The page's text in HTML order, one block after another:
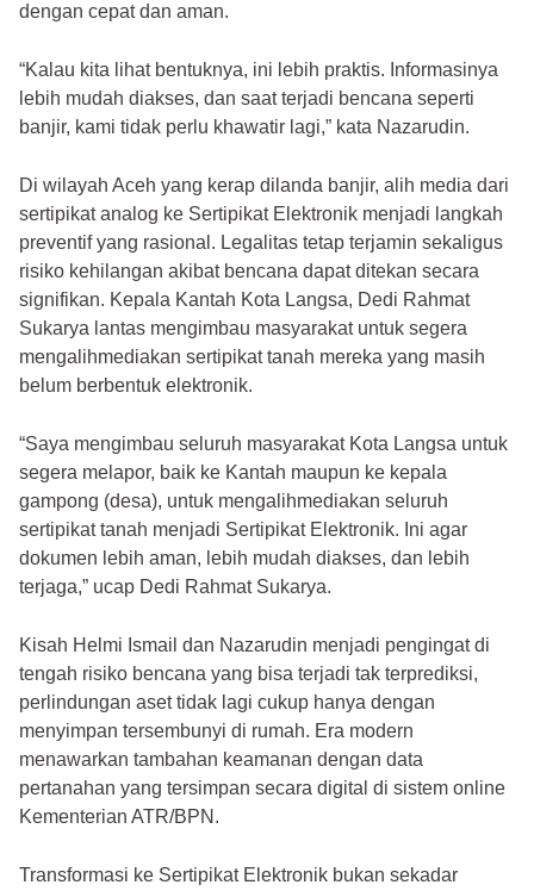
dengan cepat dan aman.
“Kalau kita lihat bentuknya, ini lebih praktis. Informasinya
lebih mudah diakses, dan saat terjadi bencana seperti
banjir, kami tidak perlu khawatir lagi,” kata Nazarudin.
Di wilayah Aceh yang kerap dilanda banjir, alih media dari
sertipikat analog ke Sertipikat Elektronik menjadi langkah
preventif yang rasional. Legalitas tetap terjamin sekaligus
risiko kehilangan akibat bencana dapat ditekan secara
signifikan. Kepala Kantah Kota Langsa, Dedi Rahmat
Sukarya lantas mengimbau masyarakat untuk segera
mengalihmediakan sertipikat tanah mereka yang masih
belum berbentuk elektronik.
“Saya mengimbau seluruh masyarakat Kota Langsa untuk
segera melapor, baik ke Kantah maupun ke kepala
gampong (desa), untuk mengalihmediakan seluruh
sertipikat tanah menjadi Sertipikat Elektronik. Ini agar
dokumen lebih aman, lebih mudah diakses, dan lebih
terjaga,” ucap Dedi Rahmat Sukarya.
Kisah Helmi Ismail dan Nazarudin menjadi pengingat di
tengah risiko bencana yang bisa terjadi tak terprediksi,
perlindungan aset tidak lagi cukup hanya dengan
menyimpan tersembunyi di rumah. Era modern
menawarkan tambahan keamanan dengan data
pertanahan yang tersimpan secara digital di sistem online
Kementerian ATR/BPN.
Transformasi ke Sertipikat Elektronik bukan sekadar